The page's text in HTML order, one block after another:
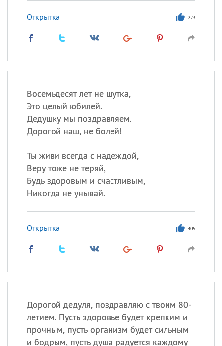
Открытка 223
Восемьдесят лет не шутка,
Это целый юбилей.
Дедушку мы поздравляем.
Дорогой наш, не болей!
Ты живи всегда с надеждой,
Веру тоже не теряй,
Будь здоровым и счастливым,
Никогда не унывай.
Открытка 405
Дорогой дедуля, поздравляю с твоим 80-
летием. Пусть здоровье будет крепким и
прочным, пусть организм будет сильным
и бодрым, пусть душа радуется каждому